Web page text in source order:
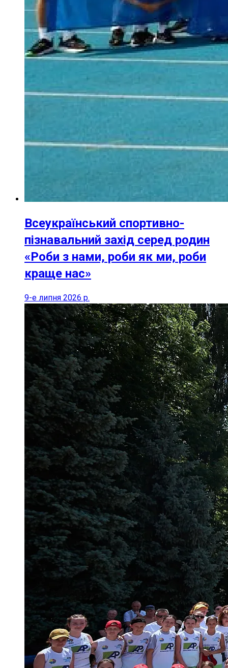
Всеукраїнський спортивно-
пізнавальний захід серед родин
«Роби з нами, роби як ми, роби
краще нас»
9-е липня 2026 р.